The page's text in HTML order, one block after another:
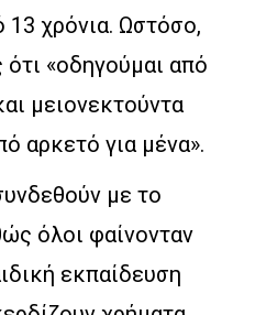
13 χρόνια. Ωστόσο,
ότι «οδηγούμαι από
μειονεκτούντα
αρκετό για μένα».
με το
όλοι φαίνονταν
εκπαίδευση